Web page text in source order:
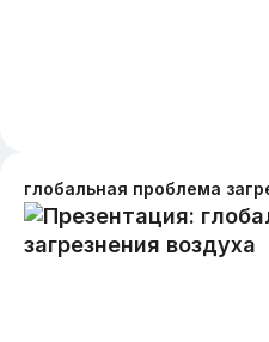
глобальная проблема